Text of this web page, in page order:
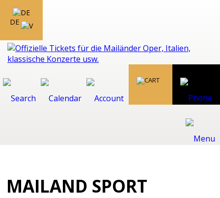
DE
MAILAND SPORT